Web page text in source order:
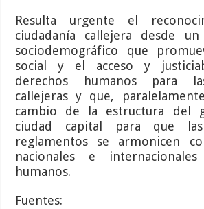
Resulta urgente el
ciudadanía callejera desde
sociodemográfico que
social y el acceso y
derechos humanos para
callejeras y que,
cambio de la estructura del
ciudad capital para que
reglamentos se armonicen
nacionales e
humanos.
Fuentes: